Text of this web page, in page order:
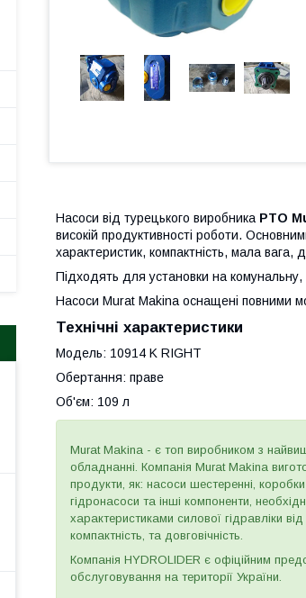
Насоси від турецького виробника PTO
високій продуктивності роботи.
характеристик, компактність, мала вага,
Підходять для установки на комунальну,
Насоси Murat Makina оснащені повними
Технічні характеристики
Модель: 10914 K RIGHT
Обертання: праве
Об'єм: 109 л
Murat Makina - є топ виробником з
обладнанні. Компанія Murat Makina
продукти, як: насоси шестеренні,
гідронасоси та інші компоненти,
характеристиками силової гідравліки
компактність, та довговічність.
Компанія HYDROLIDER є офіційним
обслуговування на території України.